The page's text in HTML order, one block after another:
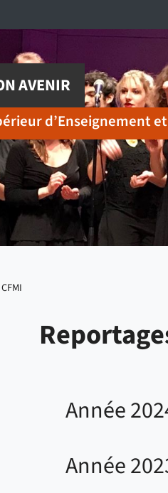
AVENIR
d’Enseignement
Année
Année